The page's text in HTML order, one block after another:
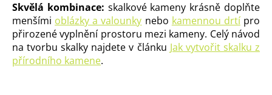
Skvělá kombinace: skalkové kameny krásně doplňte
menšími oblázky a valounky nebo kamennou drtípro
přirozené vyplnění prostoru mezi kameny. Celý návod
na tvorbu skalky najdete v článku Jak vytvořit skalku z
přírodního kamene.